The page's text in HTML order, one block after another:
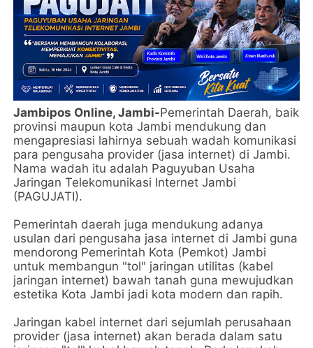
Jambipos Online, Jambi-Pemerintah Daerah, baik
provinsi maupun kota Jambi mendukung dan
mengapresiasi lahirnya sebuah wadah komunikasi
para pengusaha provider (jasa internet) di Jambi.
Nama wadah itu adalah Paguyuban Usaha
Jaringan Telekomunikasi Internet Jambi
(PAGUJATI).
Pemerintah daerah juga mendukung adanya
usulan dari pengusaha jasa internet di Jambi guna
mendorong Pemerintah Kota (Pemkot) Jambi
untuk membangun "tol" jaringan utilitas (kabel
jaringan internet) bawah tanah guna mewujudkan
estetika Kota Jambi jadi kota modern dan rapih.
Jaringan kabel internet dari sejumlah perusahaan
provider (jasa internet) akan berada dalam satu